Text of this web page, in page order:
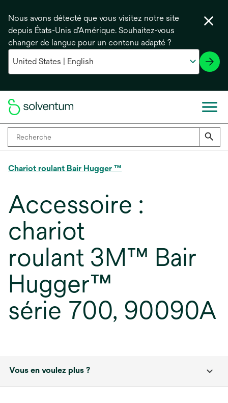
Nous avons détecté que vous visitez notre site
depuis États-Unis d'Amérique. Souhaitez-vous
changer de langue pour un contenu adapté ?
Chariot roulant Bair Hugger ™
Accessoire :
chariot
roulant 3M™ Bair
Hugger™
série 700, 90090A
Vous en voulez plus ?